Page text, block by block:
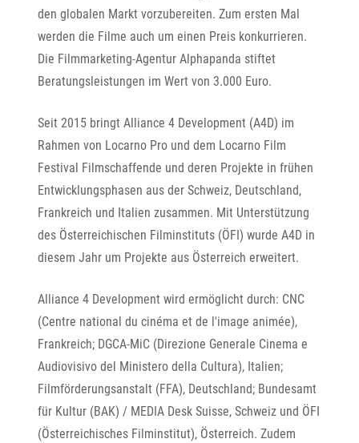
den globalen Markt vorzubereiten. Zum ersten Mal
werden die Filme auch um einen Preis konkurrieren.
Die Filmmarketing-Agentur Alphapanda stiftet
Beratungsleistungen im Wert von 3.000 Euro.
Seit 2015 bringt Alliance 4 Development (A4D) im
Rahmen von Locarno Pro und dem Locarno Film
Festival Filmschaffende und deren Projekte in frühen
Entwicklungsphasen aus der Schweiz, Deutschland,
Frankreich und Italien zusammen. Mit Unterstützung
des Österreichischen Filminstituts (ÖFI) wurde A4D in
diesem Jahr um Projekte aus Österreich erweitert.
Alliance 4 Development wird ermöglicht durch: CNC
(Centre national du cinéma et de l'image animée),
Frankreich; DGCA-MiC (Direzione Generale Cinema e
Audiovisivo del Ministero della Cultura), Italien;
Filmförderungsanstalt (FFA), Deutschland; Bundesamt
für Kultur (BAK) / MEDIA Desk Suisse, Schweiz und ÖFI
(Österreichisches Filminstitut), Österreich. Zudem